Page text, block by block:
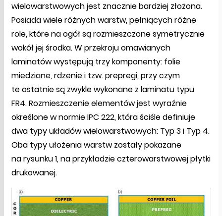
wielowarstwowych jest znacznie bardziej złożona.
Posiada wiele różnych warstw, pełniących różne
role, które na ogół są rozmieszczone symetrycznie
wokół jej środka. W przekroju omawianych
laminatów występują trzy komponenty: folie
miedziane, rdzenie i tzw. prepregi, przy czym
te ostatnie są zwykle wykonane z laminatu typu
FR4. Rozmieszczenie elementów jest wyraźnie
określone w normie IPC 222, która ściśle definiuje
dwa typy układów wielowarstwowych: Typ 3 i Typ 4.
Oba typy ułożenia warstw zostały pokazane
na rysunku 1, na przykładzie czterowarstwowej płytki
drukowanej.